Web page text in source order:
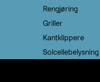
Rengjøring
Griller
Kantklippere
Solcellebelysning